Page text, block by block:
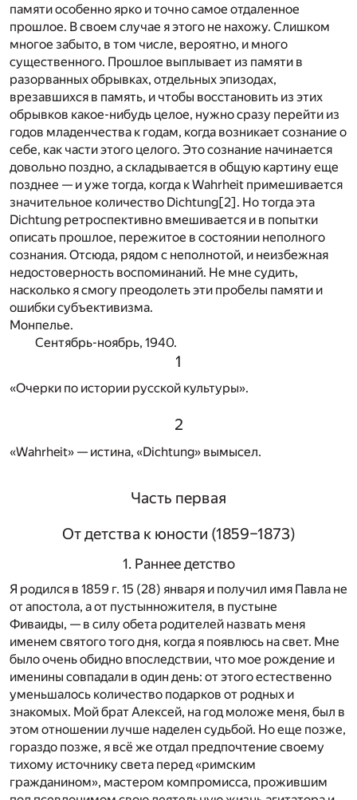
памяти особенно ярко и точно самое отдаленное
прошлое. В своем случае я этого не нахожу. Слишком
многое забыто, в том числе, вероятно, и много
существенного. Прошлое выплывает из памяти в
разорванных обрывках, отдельных эпизодах,
врезавшихся в память, и чтобы восстановить из этих
обрывков какое-нибудь целое, нужно сразу перейти из
годов младенчества к годам, когда возникает сознание о
себе, как части этого целого. Это сознание начинается
довольно поздно, а складывается в общую картину еще
позднее — и уже тогда, когда к Wahrheit примешивается
значительное количество Dichtung[2]. Но тогда эта
Dichtung ретроспективно вмешивается и в попытки
описать прошлое, пережитое в состоянии неполного
сознания. Отсюда, рядом с неполнотой, и неизбежная
недостоверность воспоминаний. Не мне судить,
насколько я смогу преодолеть эти пробелы памяти и
ошибки субъективизма.
Монпелье.
Сентябрь-ноябрь, 1940.
1
«Очерки по истории русской культуры».
2
«Wahrheit» — истина, «Dichtung» вымысел.
Часть первая
От детства к юности (1859–1873)
1. Раннее детство
Я родился в 1859 г. 15 (28) января и получил имя Павла не
от апостола, а от пустынножителя, в пустыне
Фиваиды, — в силу обета родителей назвать меня
именем святого того дня, когда я появлюсь на свет. Мне
было очень обидно впоследствии, что мое рождение и
именины совпадали в один день: от этого естественно
уменьшалось количество подарков от родных и
знакомых. Мой брат Алексей, на год моложе меня, был в
этом отношении лучше наделен судьбой. Но еще позже,
гораздо позже, я всё же отдал предпочтение своему
тихому источнику света перед «римским
гражданином», мастером компромисса, прожившим